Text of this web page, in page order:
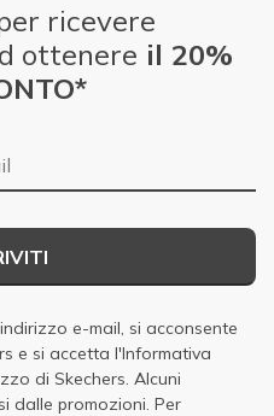
ricevere
ottenere il 20%
e-mail, si acconsente
e si accetta l'Informativa
di Skechers. Alcuni
dalle promozioni. Per